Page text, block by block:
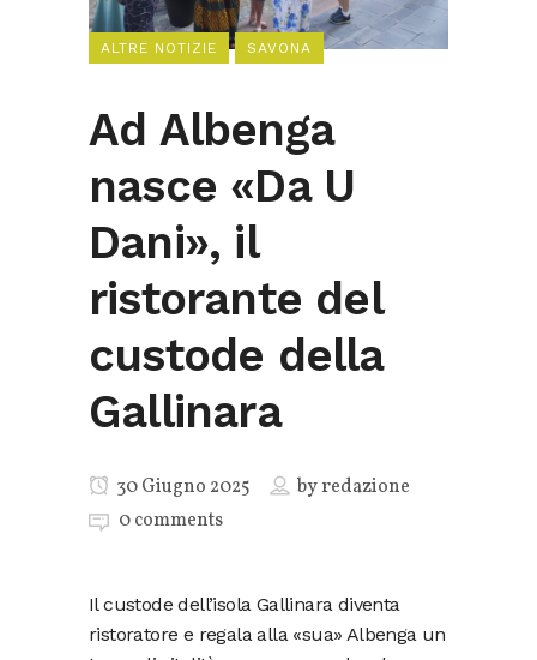
ALTRE NOTIZIE SAVONA
Ad Albenga
nasce «Da U
Dani», il
ristorante del
custode della
Gallinara
30 Giugno 2025 byredazione
0 comments
Il custode dell’isola Gallinara diventa
ristoratore e regala alla «sua» Albenga un